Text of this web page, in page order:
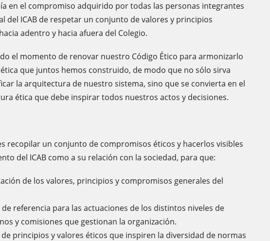
en el compromiso adquirido por todas las personas integrantes
del ICAB de respetar un conjunto de valores y principios
adentro y hacia afuera del Colegio.
el momento de renovar nuestro Código Ético para armonizarlo
que juntos hemos construido, de modo que no sólo sirva
la arquitectura de nuestro sistema, sino que se convierta en el
ética que debe inspirar todos nuestros actos y decisiones.
recopilar un conjunto de compromisos éticos y hacerlos visibles
del ICAB como a su relación con la sociedad, para que:
de los valores, principios y compromisos generales del
referencia para las actuaciones de los distintos niveles de
y comisiones que gestionan la organización.
principios y valores éticos que inspiren la diversidad de normas